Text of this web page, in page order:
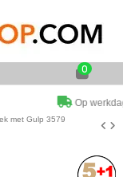
0
dag verzonden
met Gulp 3579